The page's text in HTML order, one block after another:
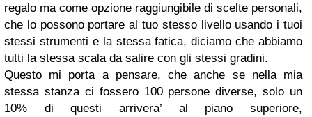
regalo ma come opzione raggiungibile di scelte personali,
che lo possono portare al tuo stesso livello usando i tuoi
stessi strumenti e la stessa fatica, diciamo che abbiamo
tutti la stessa scala da salire con gli stessi gradini.
Questo mi porta a pensare, che anche se nella mia
stessa stanza ci fossero 100 persone diverse, solo un
10% di questi arrivera’ al piano superiore,